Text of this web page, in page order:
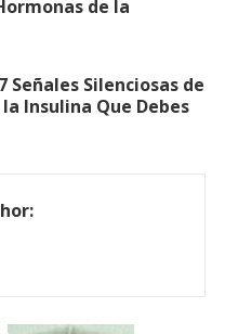
de la
Señales Silenciosas de
Insulina Que Debes